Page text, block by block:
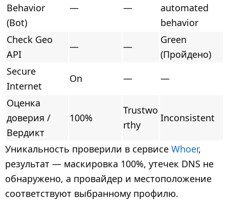
Behavior
(Bot)
— —
automated
behavior
Check Geo
API
— —
Green
(Пройдено)
Secure
Internet
On —
—
Оценка
доверия /
Вердикт
100%
Trustwo
rthy
Inconsistent
Уникальность проверили в сервисе Whoer,
результат — маскировка 100%, утечек DNS не
обнаружено, а провайдер и местоположение
соответствуют выбранному профилю.